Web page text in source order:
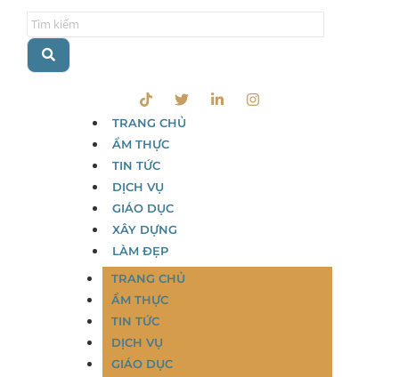
TRANG CHỦ
ẨM THỰC
TIN TỨC
DỊCH VỤ
GIÁO DỤC
XÂY DỰNG
LÀM ĐẸP
TRANG CHỦ
ẨM THỰC
TIN TỨC
DỊCH VỤ
GIÁO DỤC